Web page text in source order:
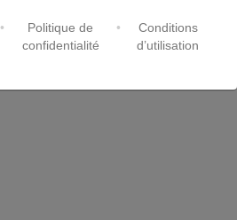
•
Politique de
confidentialité
•
Conditions
d’utilisation